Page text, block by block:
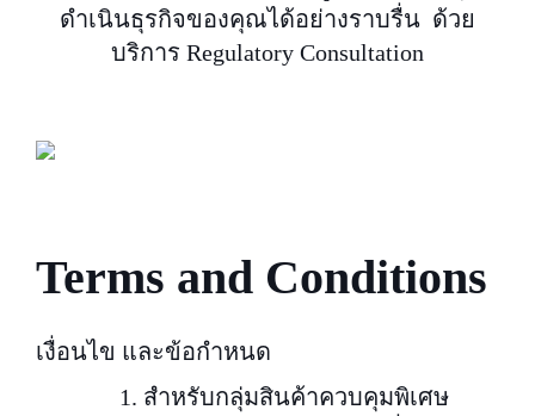
ดำเนินธุรกิจของคุณได้อย่างราบรื่น ด้วย
บริการ Regulatory Consultation
Terms and Conditions
เงื่อนไข และข้อกำหนด
สำหรับกลุ่มสินค้าควบคุมพิเศษ